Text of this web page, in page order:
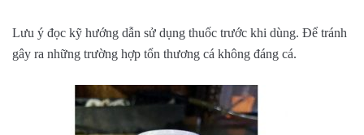
Lưu ý đọc kỹ hướng dẫn sử dụng thuốc trước khi dùng. Để tránh
gây ra những trường hợp tổn thương cá không đáng cá.